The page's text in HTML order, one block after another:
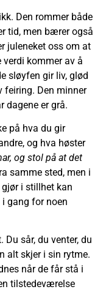
Den rommer både
tid, men bærer også
juleneket oss om at
verdi kommer av å
sløyfen gir liv, glød
feiring. Den minner
dagene er grå.
på hva du gir
og hva høster
og stol på at det
samme sted, men i
i stillhet kan
gang for noen
sår, du venter, du
alt skjer i sin rytme.
når de får stå i
tilstedeværelse